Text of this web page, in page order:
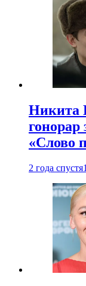
Никита
гонорар
«Слово
2 года спустя